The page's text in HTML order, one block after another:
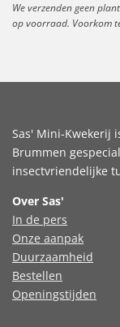
We verzenden geen
op voorraad. Voorkom
Sas' Mini-Kwekerij
Brummen
insectvriendelijke
Over Sas'
In de pers
Onze aanpak
Duurzaamheid
Bestellen
Openingstijden